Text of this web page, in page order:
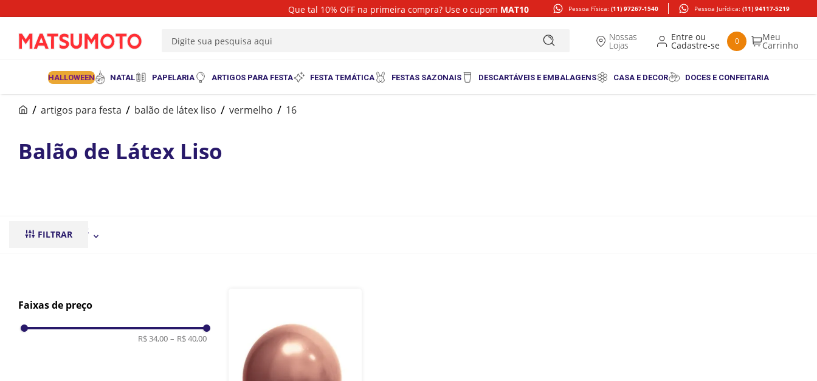
Que tal 10% OFF na primeira compra? Use o cupom MAT10 Pessoa Física: (11) 97267-1540 Pessoa Jurídica: (11) 94117-5219
Nossas
Lojas 0
HALLOWEEN NATAL PAPELARIA ARTIGOS PARA FESTA FESTA TEMÁTICA FESTAS SAZONAIS DESCARTÁVEIS E EMBALAGENS CASA E DECOR DOCES E CONFEITARIA
artigos para festa balão de látex liso vermelho 16
Balão de Látex Liso
ORDENAR POR
mais recentes
FILTRAR
Faixas de preço
R$ 34,00 – R$ 40,00